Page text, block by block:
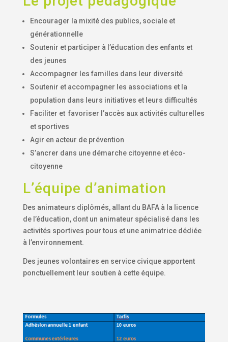
Encourager la mixité des publics, sociale et
générationnelle
Soutenir et participer à l’éducation des enfants et
des jeunes
Accompagner les familles dans leur diversité
Soutenir et accompagner les associations et la
population dans leurs initiatives et leurs difficultés
Faciliter et favoriser l’accès aux activités culturelles
et sportives
Agir en acteur de prévention
S’ancrer dans une démarche citoyenne et éco-
citoyenne
L’équipe d’animation
Des animateurs diplômés, allant du BAFA à la licence
de l’éducation, dont un animateur spécialisé dans les
activités sportives pour tous et une animatrice dédiée
à l’environnement.
Des jeunes volontaires en service civique apportent
ponctuellement leur soutien à cette équipe.